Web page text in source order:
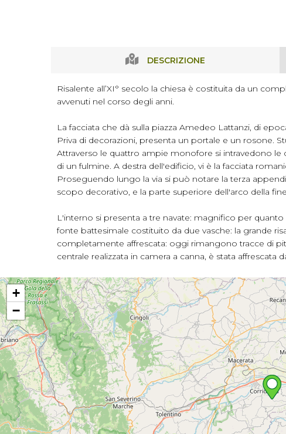
DESCRIZIONE
Risalente all’XI° secolo la chiesa è costituita da un
avvenuti nel corso degli anni.
La facciata che dà sulla piazza Amedeo Lattanzi, di
Priva di decorazioni, presenta un portale e un rosone.
Attraverso le quattro ampie monofore si intravedono
di un fulmine. A destra dell'edificio, vi è la facciata
Proseguendo lungo la via si può notare la terza
scopo decorativo, e la parte superiore dell'arco della
L'interno si presenta a tre navate: magnifico per
fonte battesimale costituito da due vasche: la grande
completamente affrescata: oggi rimangono tracce di
centrale realizzata in camera a canna, è stata
+
−